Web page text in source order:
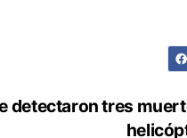
detectaron tres